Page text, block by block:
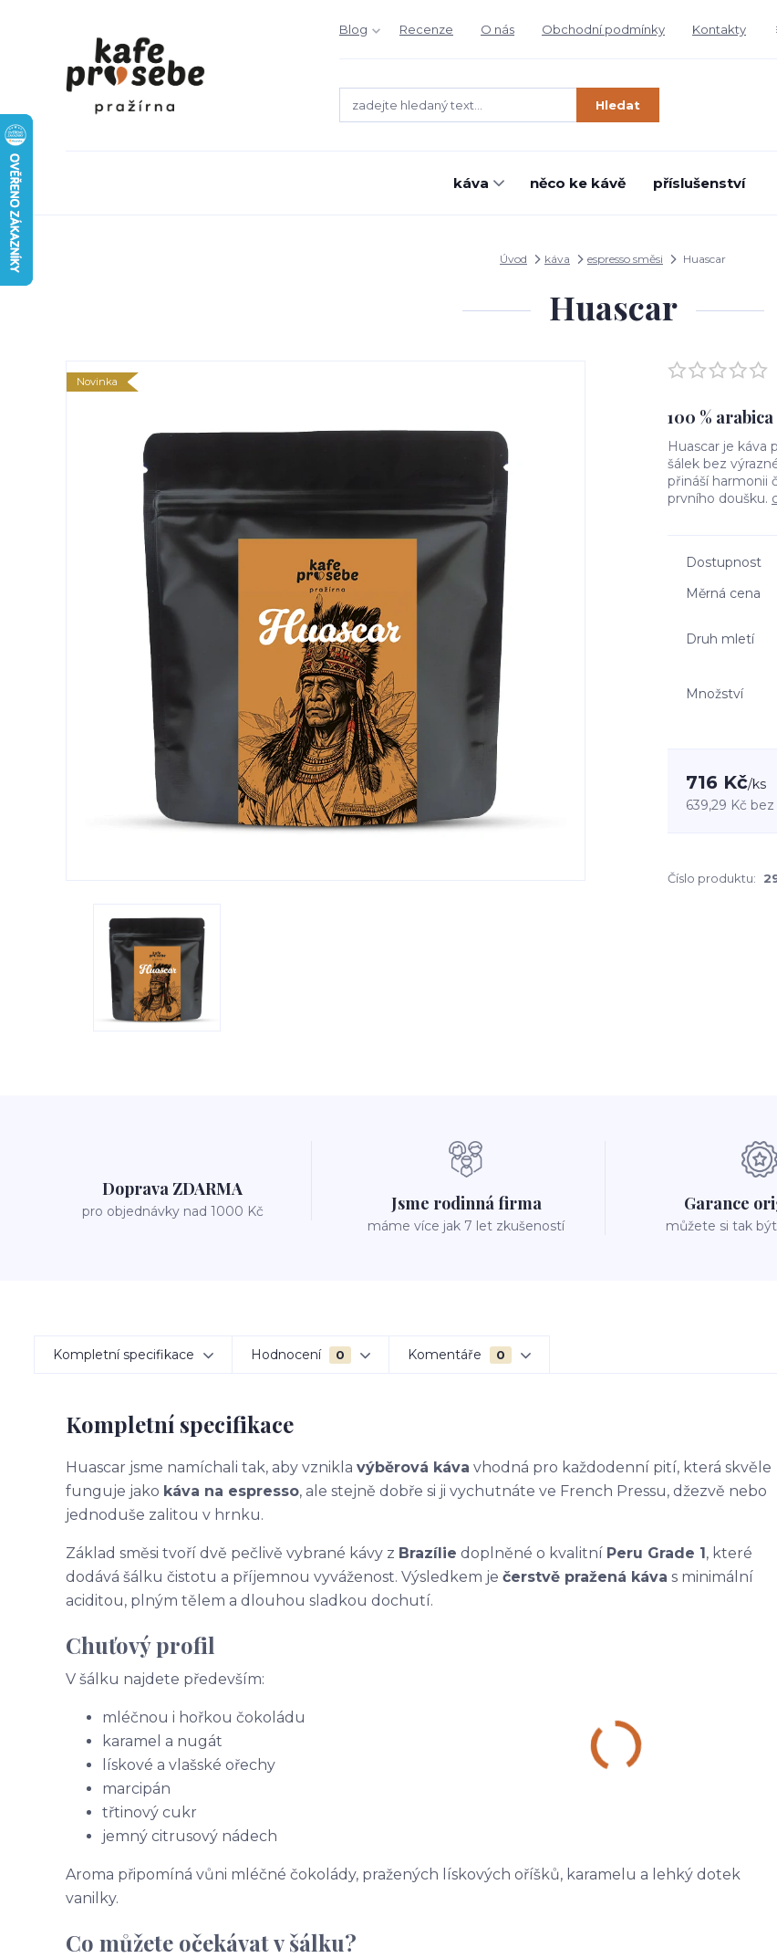
Blog Recenze O nás Obchodní podmínky Kontakty
Hledat
káva něco ke kávě příslušenství
Úvod káva espresso směsi Huascar
Huascar
Novinka
100 % arabica
Huascar je káva
šálek bez
přináší harmonii
prvního doušku.
Dostupnost
Měrná cena
Druh mletí
Množství
716 Kč/ks
639,29 Kč
Číslo produktu:
Doprava ZDARMA
pro objednávky nad 1000 Kč Jsme rodinná firma
máme více jak 7 let zkušeností
Garance
můžete si tak
Kompletní specifikace Hodnocení 0 Komentáře 0
Kompletní specifikace
Huascar jsme namíchali tak, aby vznikla výběrová káva vhodná pro každodenní pití, která skvěle
funguje jako káva na espresso, ale stejně dobře si ji vychutnáte ve French Pressu, džezvě nebo
jednoduše zalitou v hrnku.
Základ směsi tvoří dvě pečlivě vybrané kávy z Brazílie doplněné o kvalitní Peru Grade 1, které
dodává šálku čistotu a příjemnou vyváženost. Výsledkem je čerstvě pražená káva s minimální
aciditou, plným tělem a dlouhou sladkou dochutí.
Chuťový profil
V šálku najdete především:
mléčnou i hořkou čokoládu
karamel a nugát
lískové a vlašské ořechy
marcipán
třtinový cukr
jemný citrusový nádech
Aroma připomíná vůni mléčné čokolády, pražených lískových oříšků, karamelu a lehký dotek
vanilky.
Co můžete očekávat v šálku?